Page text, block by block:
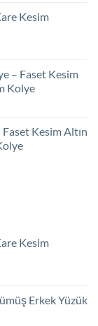
Kesim
– Faset Kesim
Kolye
Kesim Altın
Kesim
Erkek Yüzük